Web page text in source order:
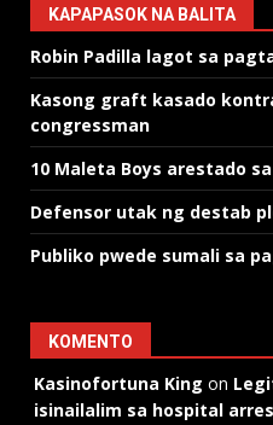
KAPAPASOK NA BALITA
Robin Padilla lagot sa
Kasong graft kasado
congressman
10 Maleta Boys arestado
Defensor utak ng destab
Publiko pwede sumali sa
KOMENTO
Kasinofortuna King on
isinailalim sa hospital